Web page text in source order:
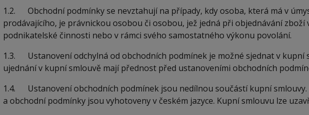
1.2. Obchodní podmínky se nevztahují na případy, kdy osoba, která má v
prodávajícího, je právnickou osobou či osobou, jež jedná při objednávání zboží
podnikatelské činnosti nebo v rámci svého samostatného výkonu povolání.
1.3. Ustanovení odchylná od obchodních podmínek je možné sjednat v kupní
ujednání v kupní smlouvě mají přednost před ustanoveními obchodních
1.4. Ustanovení obchodních podmínek jsou nedílnou součástí kupní smlouvy.
a obchodní podmínky jsou vyhotoveny v českém jazyce. Kupní smlouvu lze